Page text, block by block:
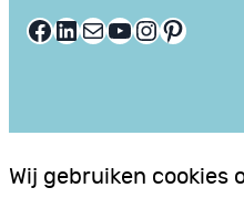
Facebook LinkedIn E-mail YouTube InstagramPinterest
Wij gebruiken cookies